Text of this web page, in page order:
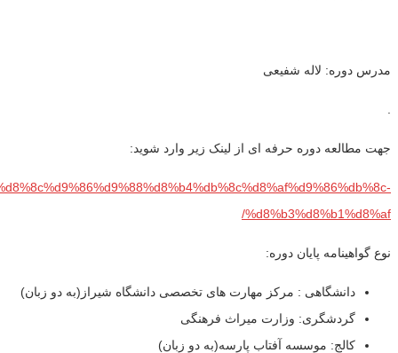
مدرس دوره: لاله شفیعی
جهت مطالعه دوره حرفه ای از لینک زیر وارد شوید:
%d8%b3%d8%b1%d8%af/
نوع گواهینامه پایان دوره:
دانشگاهی : مرکز مهارت های تخصصی دانشگاه شیراز(به دو زبان)
گردشگری: وزارت میراث فرهنگی
کالج: موسسه آفتاب پارسه(به دو زبان)